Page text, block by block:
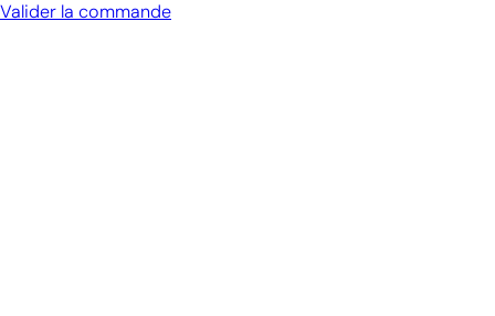
Valider la commande